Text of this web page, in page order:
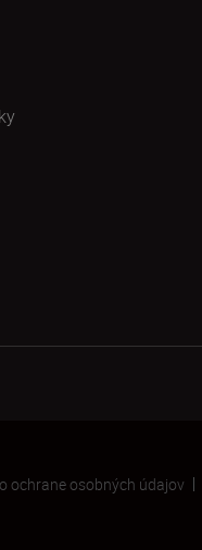
ochrane osobných údajov